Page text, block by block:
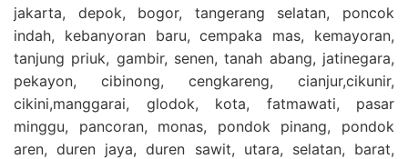
jakarta, depok, bogor, tangerang selatan, poncok
indah, kebanyoran baru, cempaka mas, kemayoran,
tanjung priuk, gambir, senen, tanah abang, jatinegara,
pekayon, cibinong, cengkareng, cianjur,cikunir,
cikini,manggarai, glodok, kota, fatmawati, pasar
minggu, pancoran, monas, pondok pinang, pondok
aren, duren jaya, duren sawit, utara, selatan, barat,